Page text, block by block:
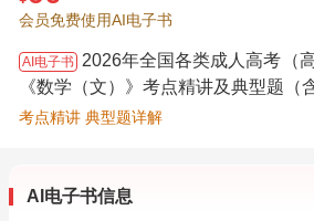
会员免费使用AI电子书
AI电子书 2026年全国各类成人高考（
《数学（文）》考点精讲及典型题（
考点精讲 典型题详解
AI电子书信息